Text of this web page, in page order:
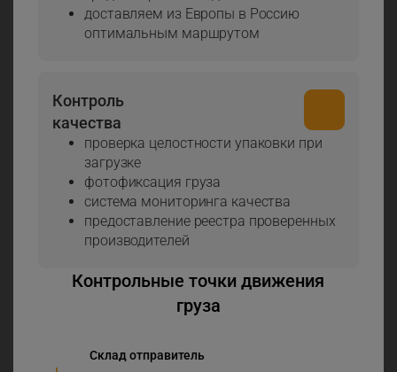
доставляем из Европы в Россию
оптимальным маршрутом
Контроль
качества
проверка целостности упаковки при
загрузке
фотофиксация груза
система мониторинга качества
предоставление реестра проверенных
производителей
Контрольные точки движения
груза
Склад отправитель